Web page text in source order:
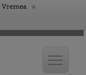
Vremea